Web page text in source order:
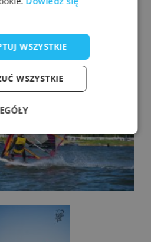
WSZYSTKIE
WSZYSTKIE